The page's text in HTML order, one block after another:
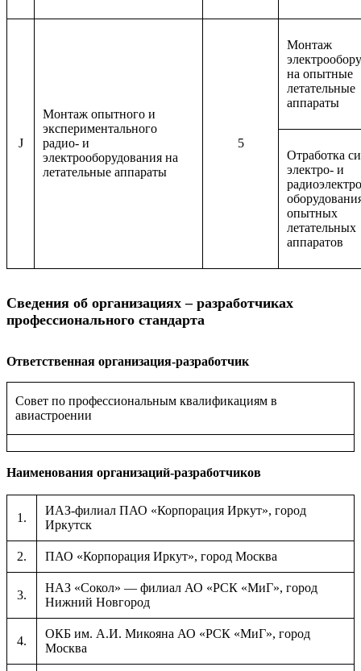
J
Монтаж опытного и
экспериментального
радио- и
электрооборудования на
летательные аппараты
5
Монтаж
на опытные
летательные
аппараты
Отработка
электро- и
опытных
летательных
аппаратов
Сведения об организациях – разработчиках
профессионального стандарта
Ответственная организация-разработчик
Совет по профессиональным квалификациям в
авиастроении
Наименования организаций-разработчиков
1.
ИАЗ-филиал ПАО «Корпорация Иркут», город
Иркутск
2. ПАО «Корпорация Иркут», город Москва
3.
НАЗ «Сокол» — филиал АО «РСК «МиГ», город
Нижний Новгород
4.
ОКБ им. А.И. Микояна АО «РСК «МиГ», город
Москва